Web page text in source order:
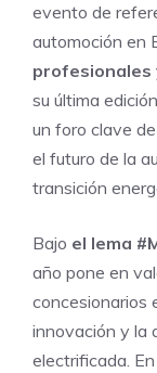
evento de
automoción en
profesionales
su última
un foro clave
el futuro de la
transición
Bajo el lema
año pone en
concesionarios
innovación y la
electrificada.